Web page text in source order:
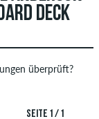
DECK
überprüft?
können
unserer
SEITE 1 / 1